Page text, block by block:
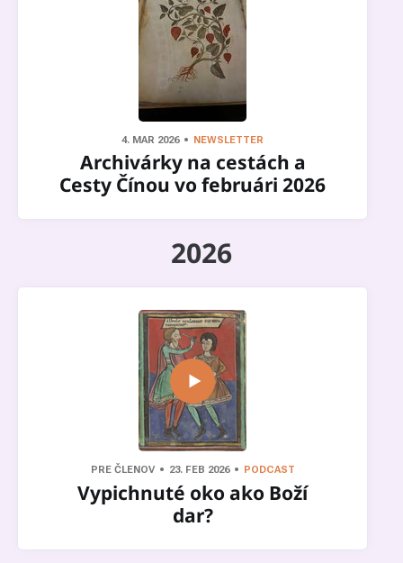
4. MAR 2026 NEWSLETTER
Archivárky na cestách a
Cesty Čínou vo februári 2026
2026
PRE ČLENOV 23. FEB 2026 PODCAST
Vypichnuté oko ako Boží
dar?